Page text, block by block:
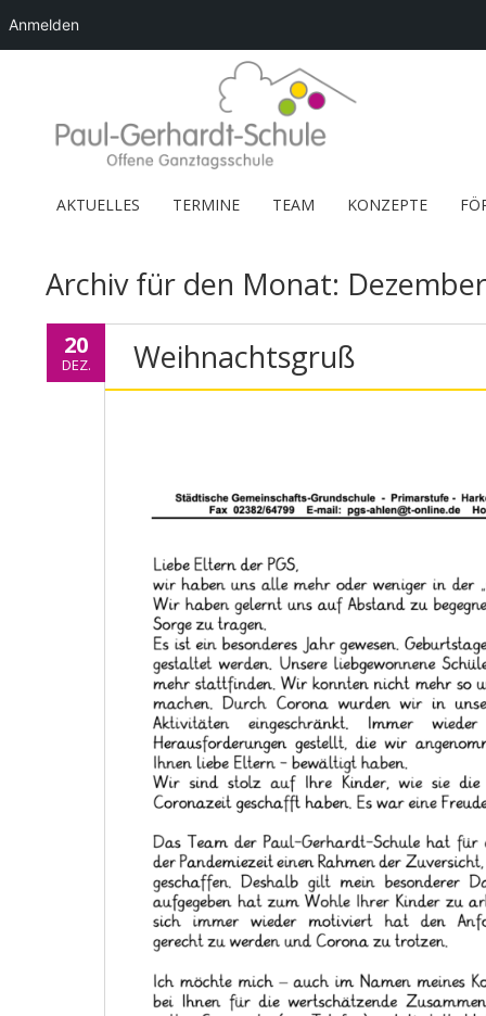
AKTUELLES TERMINE TEAM KONZEPTE
Archiv für den Monat:
20
DEZ. Weihnachtsgruß
Anmelden